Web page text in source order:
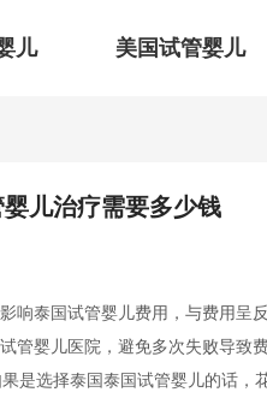
儿 美国试管婴儿
儿治疗需要多少钱
响泰国试管婴儿费用，与费用呈
管婴儿医院，避免多次失败导致
是选择泰国泰国试管婴儿的话，